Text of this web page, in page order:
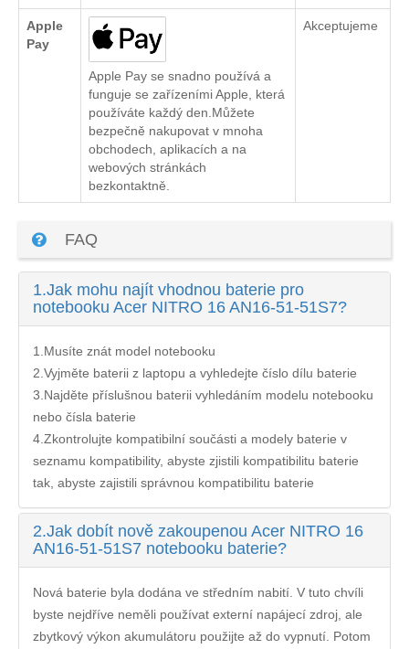
Apple
Pay
Apple Pay se snadno používá a
funguje se zařízeními Apple, která
používáte každý den.Můžete
bezpečně nakupovat v mnoha
obchodech, aplikacích a na
webových stránkách
bezkontaktně.
Akceptujeme
FAQ
1.Jak mohu najít vhodnou baterie pro
notebooku Acer NITRO 16 AN16-51-51S7?
1.Musíte znát model notebooku
2.Vyjměte baterii z laptopu a vyhledejte číslo dílu baterie
3.Najděte příslušnou baterii vyhledáním modelu notebooku
nebo čísla baterie
4.Zkontrolujte kompatibilní součásti a modely baterie v
seznamu kompatibility, abyste zjistili kompatibilitu baterie
tak, abyste zajistili správnou kompatibilitu baterie
2.Jak dobít nově zakoupenou Acer NITRO 16
AN16-51-51S7 notebooku baterie?
Nová baterie byla dodána ve středním nabití. V tuto chvíli
byste nejdříve neměli používat externí napájecí zdroj, ale
zbytkový výkon akumulátoru použijte až do vypnutí. Potom